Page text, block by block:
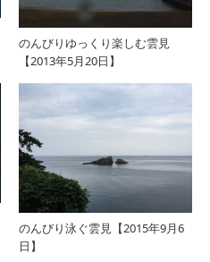
のんびりゆっくり楽しむ雲見
【2013年5月20日】
のんびり泳ぐ雲見【2015年9月6
日】